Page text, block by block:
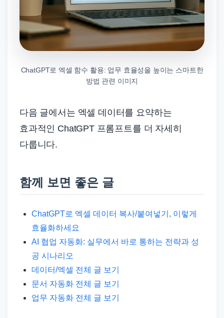
ChatGPT로 엑셀 함수 활용: 업무 효율성을 높이는 스마트한
방법 관련 이미지
다음 글에서는 엑셀 데이터를 요약하는
효과적인 ChatGPT 프롬프트를 더 자세히
다룹니다.
함께 보면 좋은 글
ChatGPT로 엑셀 데이터 복사/붙여넣기, 이렇게
효율화하세요
AI 협업 자동화: 실무에서 바로 통하는 전략과 성
공 시나리오
데이터/엑셀 전체 글 보기
문서 자동화 전체 글 보기
업무 자동화 전체 글 보기